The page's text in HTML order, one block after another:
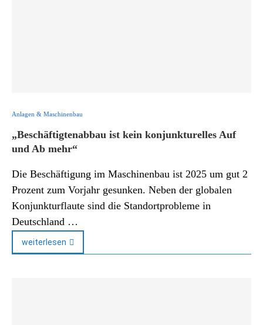
Anlagen & Maschinenbau
„Beschäftigtenabbau ist kein konjunkturelles Auf
und Ab mehr“
Die Beschäftigung im Maschinenbau ist 2025 um gut 2
Prozent zum Vorjahr gesunken. Neben der globalen
Konjunkturflaute sind die Standortprobleme in
Deutschland …
weiterlesen